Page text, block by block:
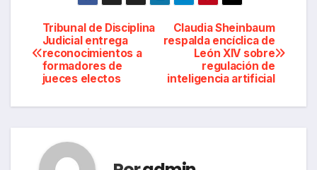
Navegación
de
entradas
Claudia Sheinbaum
respalda encíclica de
León XIV sobre
regulación de
inteligencia artificial
Tribunal de Disciplina
Judicial entrega
reconocimientos a
formadores de
jueces electos